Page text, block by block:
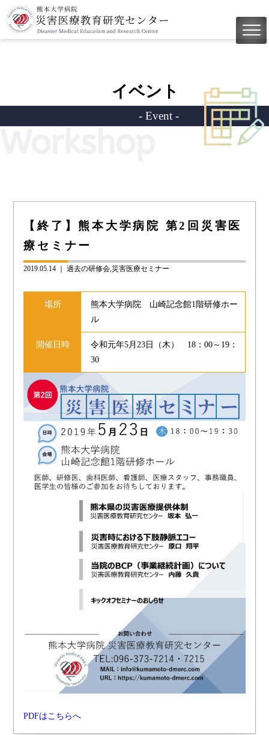
イベント
- Event -
【終了】熊本大学病院 第2回災害医
療セミナー
2019.05.14 ｜過去の研修会 災害医療セミナー
場所
熊本大学病院 山崎記念館1階研修ホー
ル
開催日時
令和元年5月23日（木） 18：00～19：
30
PDFはこちらへ